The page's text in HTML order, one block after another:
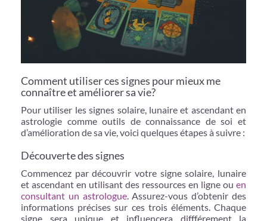
Comment utiliser ces signes pour mieux me
connaître et améliorer sa vie?
Pour utiliser les signes solaire, lunaire et ascendant en
astrologie comme outils de connaissance de soi et
d’amélioration de sa vie, voici quelques étapes à suivre :
Découverte des signes
Commencez par découvrir votre signe solaire, lunaire
et ascendant en utilisant des ressources en ligne ou en
consultant un astrologue. Assurez-vous d’obtenir des
informations précises sur ces trois éléments. Chaque
signe sera unique et influencera diffférement la